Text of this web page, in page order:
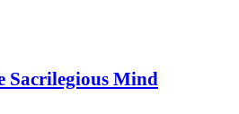
Sacrilegious Mind